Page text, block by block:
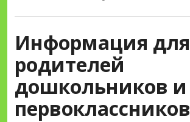
Информация для
родителей
дошкольников и
первоклассников